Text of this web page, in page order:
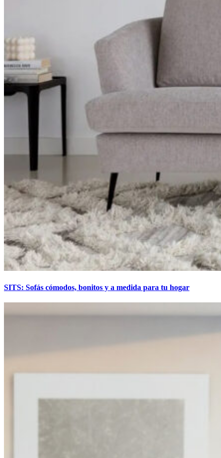
SITS: Sofás cómodos, bonitos y a medida para tu hogar